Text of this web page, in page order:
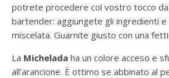
potrete procedere col vostro tocco
bartender: aggiungete gli ingredienti e
miscelata. Guarnite giusto con una
La Michelada ha un colore acceso e
all’arancione. È ottimo se abbinato al